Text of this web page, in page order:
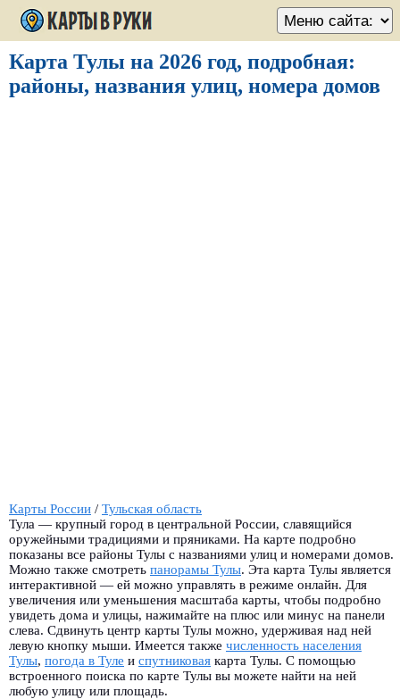
Карта Тулы на 2026 год, подробная:
районы, названия улиц, номера домов
Карты России / Тульская область
Тула — крупный город в центральной России, славящийся
оружейными традициями и пряниками. На карте подробно
показаны все районы Тулы с названиями улиц и номерами домов.
Можно также смотреть панорамы Тулы. Эта карта Тулы является
интерактивной — ей можно управлять в режиме онлайн. Для
увеличения или уменьшения масштаба карты, чтобы подробно
увидеть дома и улицы, нажимайте на плюс или минус на панели
слева. Сдвинуть центр карты Тулы можно, удерживая над ней
левую кнопку мыши. Имеется также численность населения
Тулы, погода в Туле и спутниковая карта Тулы. С помощью
встроенного поиска по карте Тулы вы можете найти на ней
любую улицу или площадь.